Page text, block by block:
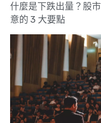
什麼是下跌出量？股
意的 3 大要點